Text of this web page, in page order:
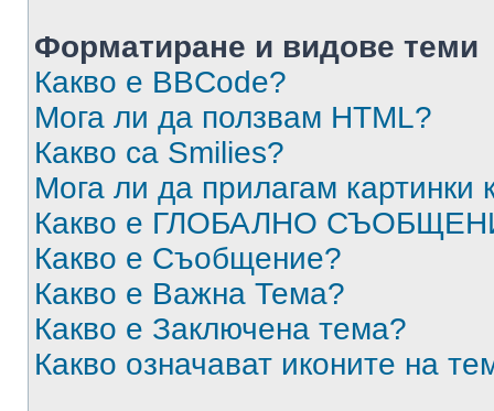
Форматиране и видове теми
Какво е BBCode?
Мога ли да ползвам HTML?
Какво са Smilies?
Мога ли да прилагам
Какво е ГЛОБАЛНО
Какво е Съобщение?
Какво е Важна Тема?
Какво е Заключена тема?
Какво означават иконите на